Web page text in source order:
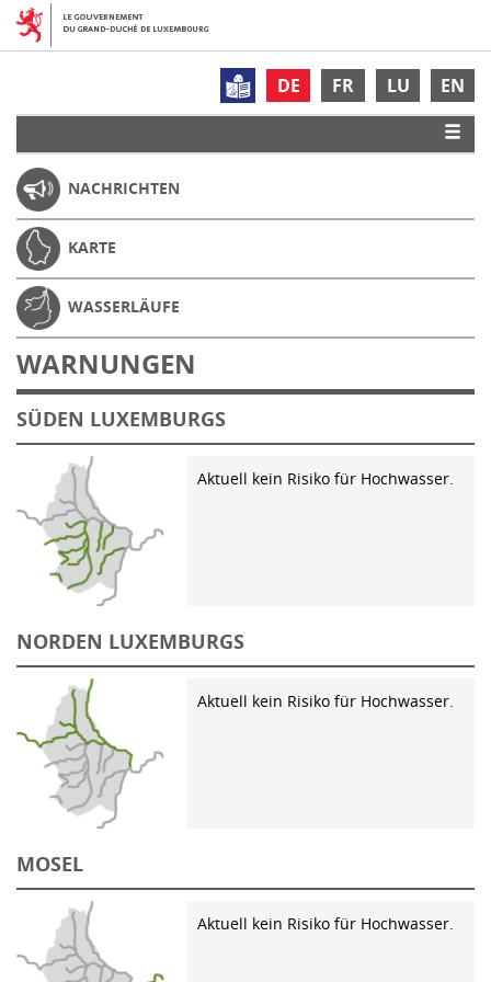
DE FR LU EN
NACHRICHTEN
KARTE
WASSERLÄUFE
WARNUNGEN
SÜDEN LUXEMBURGS
Aktuell kein Risiko für Hochwasser.
NORDEN LUXEMBURGS
Aktuell kein Risiko für Hochwasser.
MOSEL
Aktuell kein Risiko für Hochwasser.